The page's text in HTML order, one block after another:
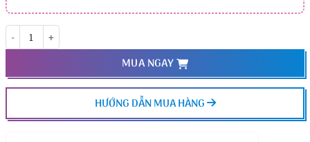
MUA NGAY
HƯỚNG DẪN MUA HÀNG